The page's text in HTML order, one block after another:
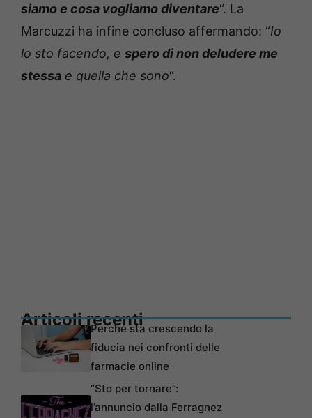
siamo e cosa vogliamo diventare“. La
Marcuzzi ha infine concluso affermando: “Io
lo sto facendo, e spero di non deludere me
stessa e quella che sono“.
Articoli recentiPerché sta crescendo la
fiducia nei confronti delle
farmacie online
“Sto per tornare”:
l’annuncio dalla Ferragnez